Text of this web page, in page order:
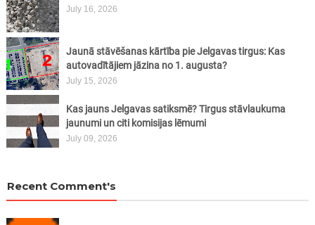
July 16, 2026
Jaunā stāvēšanas kārtība pie Jelgavas tirgus: Kas
autovadītājiem jāzina no 1. augusta?
July 15, 2026
Kas jauns Jelgavas satiksmē? Tirgus stāvlaukuma
jaunumi un citi komisijas lēmumi
July 09, 2026
Recent Comment's